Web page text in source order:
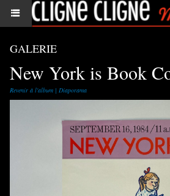
GALERIE
New York is Book
Revenir à l'album | Diaporama